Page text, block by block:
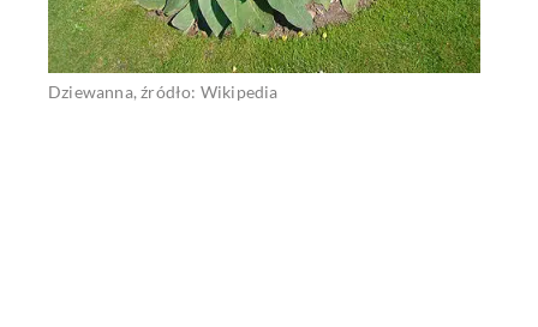
Dziewanna, źródło: Wikipedia